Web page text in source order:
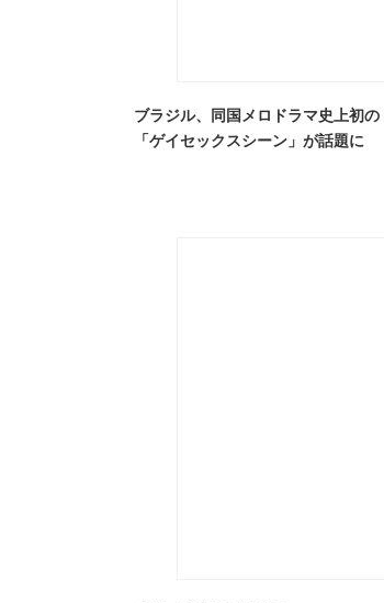
ブラジル、同国メロドラマ史上初の
「ゲイセックスシーン」が話題に